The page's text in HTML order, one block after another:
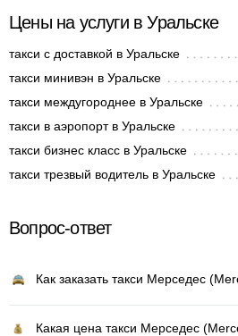
Цены на услуги в Уральске
такси с доставкой в Уральске
такси минивэн в Уральске
такси междугороднее в Уральске
такси в аэропорт в Уральске
такси бизнес класс в Уральске
такси трезвый водитель в Уральске
Вопрос-ответ
Как заказать такси Мерседес
Какая цена такси Мерседес